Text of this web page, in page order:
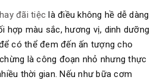
đãi tiệc là điều không hề dễ dàng
hợp màu sắc, hương vị, dinh dưỡng
có thể đem đến ấn tượng cho
là công đoạn nhỏ nhưng thực
thời gian. Nếu như bữa cơm